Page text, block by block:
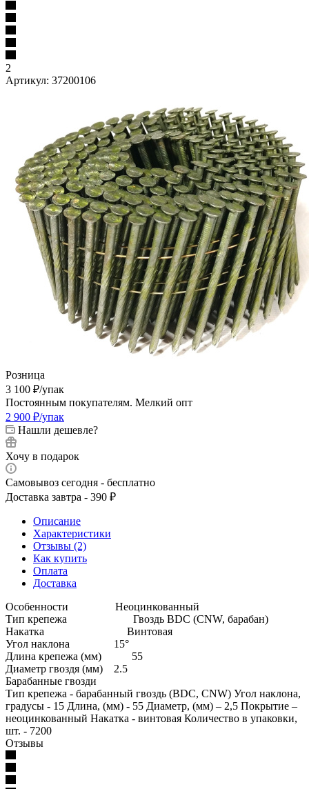
2
Артикул: 37200106
Розница
3 100 ₽/упак
Постоянным покупателям. Мелкий опт
2 900 ₽/упак
Нашли дешевле?
Хочу в подарок
Самовывоз сегодня - бесплатно
Доставка завтра - 390 ₽
Описание
Характеристики
Отзывы (2)
Как купить
Оплата
Доставка
Особенности Неоцинкованный
Тип крепежа Гвоздь BDC (CNW, барабан)
Накатка Винтовая
Угол наклона 15°
Длина крепежа (мм) 55
Диаметр гвоздя (мм) 2.5
Барабанные гвозди
Тип крепежа - барабанный гвоздь (BDC, CNW) Угол наклона,
градусы - 15 Длина, (мм) - 55 Диаметр, (мм) – 2,5 Покрытие –
неоцинкованный Накатка - винтовая Количество в упаковки,
шт. - 7200
Отзывы